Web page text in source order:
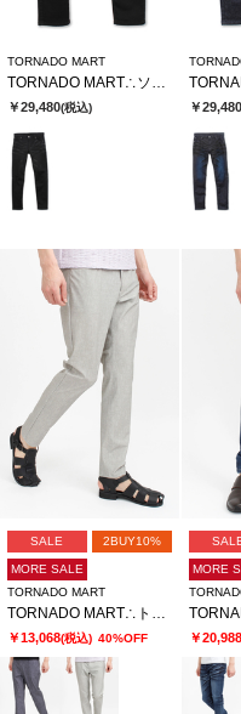
TORNADO MART
TORNADO MART∴ソフトヴィンテージスリムデニム
￥29,480(税込) ￥29,480
SALE 2BUY10%
MORE SALE
TORNADO MART
￥13,068(税込) 40%OFF
MORE
￥20,988